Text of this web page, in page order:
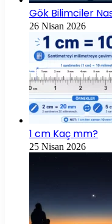
Gök Bilimciler
26 Nisan 2026
1 cm Kaç mm?
25 Nisan 2026